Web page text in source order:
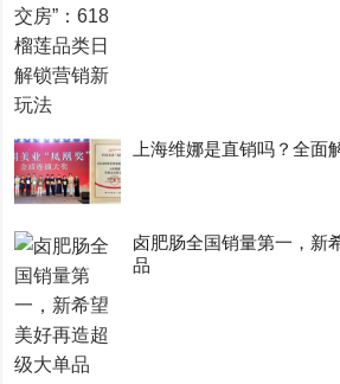
上海维娜是直销吗？全面
卤肥肠全国销量第一，新
品